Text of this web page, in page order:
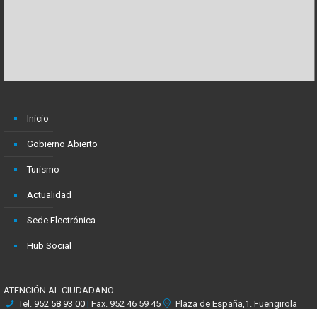
Inicio
Gobierno Abierto
Turismo
Actualidad
Sede Electrónica
Hub Social
ATENCIÓN AL CIUDADANO
Tel. 952 58 93 00 | Fax. 952 46 59 45 Plaza de España,1. Fuengirola